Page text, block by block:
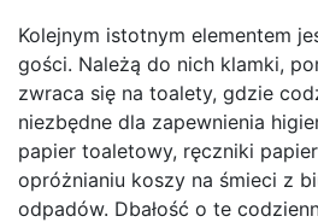
Kolejnym istotnym elementem
gości. Należą do nich klamki,
zwraca się na toalety, gdzie
niezbędne dla zapewnienia
papier toaletowy, ręczniki
opróżnianiu koszy na śmieci z
odpadów. Dbałość o te